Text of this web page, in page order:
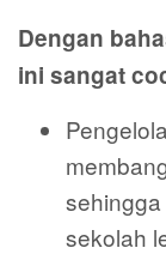
Dengan
ini sangat
sekolah